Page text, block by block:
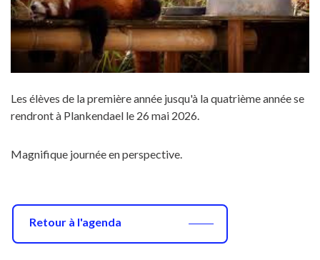
Les élèves de la première année jusqu'à la quatrième année se
rendront à Plankendael le 26 mai 2026.
Magnifique journée en perspective.
Retour à l'agenda